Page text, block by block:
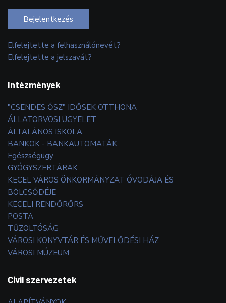
Bejelentkezés
Elfelejtette a felhasználónevét?
Elfelejtette a jelszavát?
Intézmények
"CSENDES ŐSZ" IDŐSEK OTTHONA
ÁLLATORVOSI ÜGYELET
ÁLTALÁNOS ISKOLA
BANKOK - BANKAUTOMATÁK
Egészségügy
GYÓGYSZERTÁRAK
KECEL VÁROS ÖNKORMÁNYZAT ÓVODÁJA ÉS
BÖLCSŐDÉJE
KECELI RENDŐRŐRS
POSTA
TŰZOLTÓSÁG
VÁROSI KÖNYVTÁR ÉS MŰVELŐDÉSI HÁZ
VÁROSI MÚZEUM
Civil szervezetek